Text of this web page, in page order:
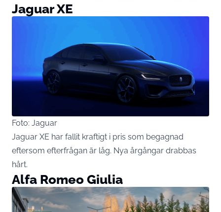
Jaguar XE
Foto: Jaguar
Jaguar XE har fallit kraftigt i pris som begagnad
eftersom efterfrågan är låg. Nya årgångar drabbas
hårt.
Alfa Romeo Giulia